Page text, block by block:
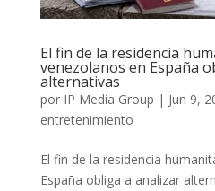
El fin de la residencia
venezolanos en España
alternativas
por IP Media Group | Jun 9,
entretenimiento
El fin de la residencia
España obliga a analizar